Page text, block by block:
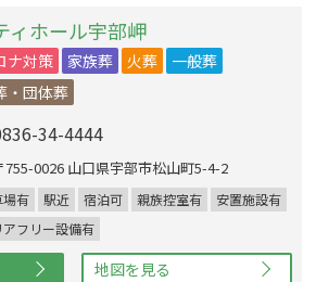
ィホール宇部岬
ナ対策 家族葬 火葬
一般葬
・団体葬
34-4444
755-0026 山口県宇部市松山町5-4-2
場有 駅近 宿泊可 親族控室有
安置施設有
アフリー設備有
地図を見る